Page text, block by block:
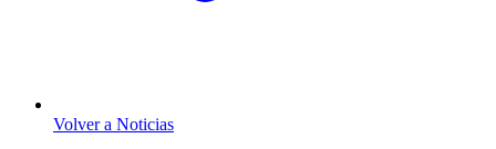
Volver a Noticias